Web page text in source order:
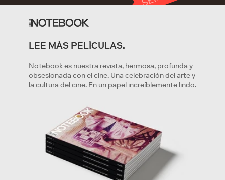
Al hacer clic en 'Empezar' indicas que leíste y estuviste de
Términos de Servicio
LEE MÁS PELÍCULAS.
Notebook es nuestra revista, hermosa, profunda y
obsesionada con el cine. Una celebración del arte y
la cultura del cine. En un papel increíblemente lindo.